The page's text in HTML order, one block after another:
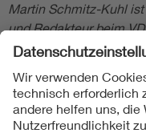
Martin Schmitz-Kuhl
und Redakteur beim
Folgen Sie uns